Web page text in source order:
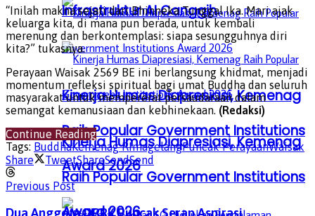
Kinerja Humas Diapresiasi, Kemenag
Raih Popular Government Institutions
Award 2026
Infrastruktur AI Canggih
Kinerja Humas Diapresiasi, Kemenag
Raih Popular Government Institutions
Award 2026
“Inilah makna sejati dari Bhinneka Tunggal Ika. Mari ajak
keluarga kita, di mana pun berada, untuk kembali
merenung dan berkontemplasi: siapa sesungguhnya diri
kita?” tukasnya.
Perayaan Waisak 2569 BE ini berlangsung khidmat, menjadi
momentum refleksi spiritual bagi umat Buddha dan seluruh
masyarakat untuk mempererat persaudaraan dalam
semangat kemanusiaan dan kebhinekaan. (Redaksi)
Continue Reading
Tags: BuddhaKemenag RImagelangPuncak PerayaanWaisak
Share
TweetShareSendSend
Previous Post
Dua Anggota DPRK Puncak Serap Aspirasi